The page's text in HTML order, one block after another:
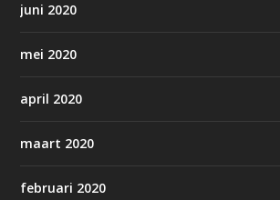
juni 2020
mei 2020
april 2020
maart 2020
februari 2020